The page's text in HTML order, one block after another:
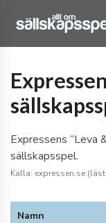
Expressens “Leva
sällskapsspel.
Källa: expressen.se
Namn